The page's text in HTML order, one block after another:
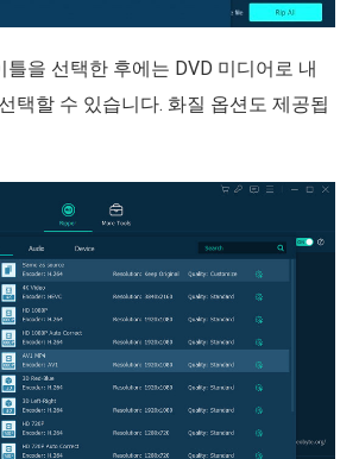
틀을 선택한 후에는 DVD 미디어로 내
택할 수 있습니다. 화질 옵션도 제공됩